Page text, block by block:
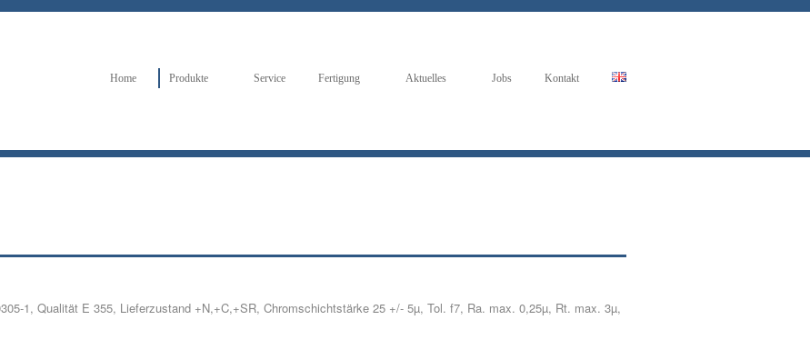
Home Produkte Service Fertigung Aktuelles Jobs Kontakt
1, Qualität E 355, Lieferzustand +N,+C,+SR, Chromschichtstärke 25 +/- 5µ, Tol. f7, Ra. max. 0,25µ, Rt. max. 3µ,